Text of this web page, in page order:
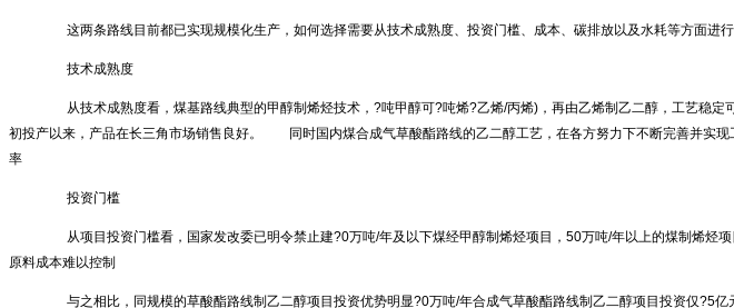
这两条路线目前都已实现规模化生产，如何选择需要从技术成熟度、投资门槛、成本、碳排放以及水耗等方面进
技术成熟度
从技术成熟度看，煤基路线典型的甲醇制烯烃技术，?吨甲醇可?吨烯?乙烯/丙烯)，再由乙烯制乙二醇，工艺稳
初投产以来，产品在长三角市场销售良好。 同时国内煤合成气草酸酯路线的乙二醇工艺，在各方努力下不断完善并实
率
投资门槛
从项目投资门槛看，国家发改委已明令禁止建?0万吨/年及以下煤经甲醇制烯烃项目，50万吨/年以上的煤制烯烃
原料成本难以控制
与之相比，同规模的草酸酯路线制乙二醇项目投资优势明显?0万吨/年合成气草酸酯路线制乙二醇项目投资仅?5